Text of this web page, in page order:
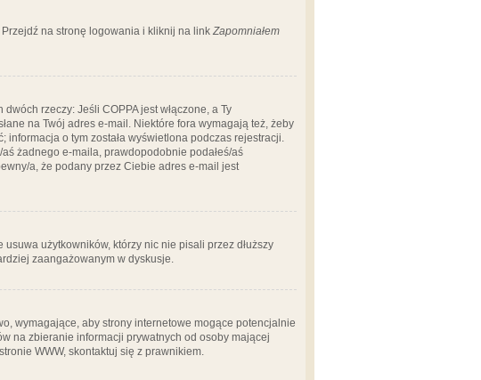
na stronę logowania i kliknij na link Zapomniałem
rzeczy: Jeśli COPPA jest włączone, a Ty
na Twój adres e-mail. Niektóre fora wymagają też, żeby
o tym została wyświetlona podczas rejestracji.
żadnego e-maila, prawdopodobnie podałeś/aś
a, że podany przez Ciebie adres e-mail jest
użytkowników, którzy nic nie pisali przez dłuższy
zaangażowanym w dyskusje.
wymagające, aby strony internetowe mogące potencjalnie
na zbieranie informacji prywatnych od osoby mającej
WWW, skontaktuj się z prawnikiem.